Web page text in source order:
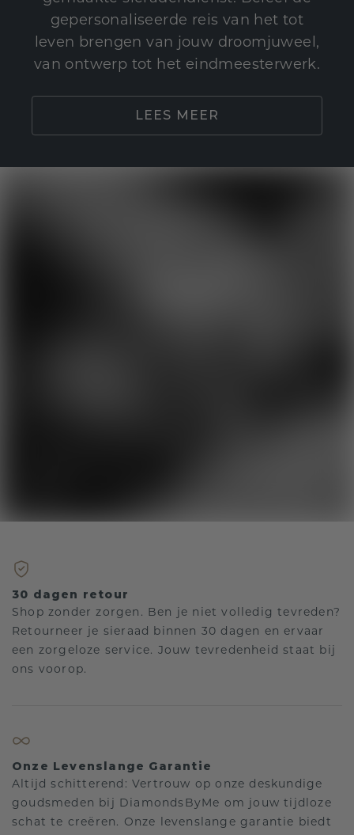
gepersonaliseerde reis van het tot
leven brengen van jouw droomjuweel,
van ontwerp tot het eindmeesterwerk.
LEES MEER
30 dagen retour
Shop zonder zorgen. Ben je niet volledig tevreden?
Retourneer je sieraad binnen 30 dagen en ervaar
een zorgeloze service. Jouw tevredenheid staat bij
ons voorop.
Onze Levenslange Garantie
Altijd schitterend: Vertrouw op onze deskundige
goudsmeden bij DiamondsByMe om jouw tijdloze
schat te creëren. Onze levenslange garantie biedt